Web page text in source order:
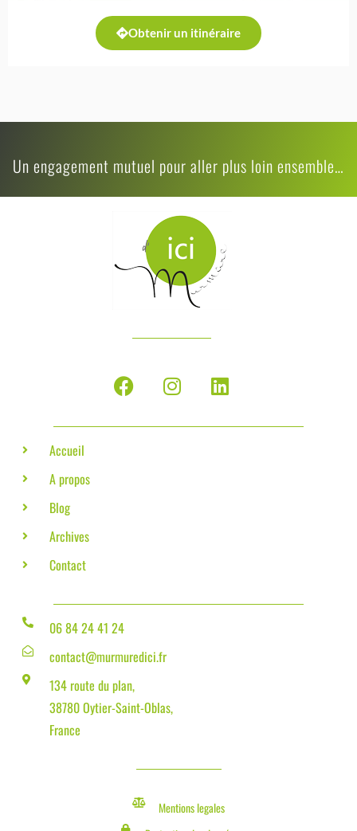
Obtenir un itinéraire
Un engagement mutuel pour aller plus loin ensemble…
Accueil
A propos
Blog
Archives
Contact
06 84 24 41 24
contact@murmuredici.fr
134 route du plan,
38780 Oytier-Saint-Oblas,
France
Mentions legales